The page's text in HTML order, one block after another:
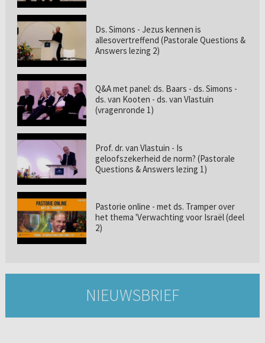
Ds. Simons - Jezus kennen is
allesovertreffend (Pastorale Questions &
Answers lezing 2)
Q&A met panel: ds. Baars - ds. Simons -
ds. van Kooten - ds. van Vlastuin
(vragenronde 1)
Prof. dr. van Vlastuin - Is
geloofszekerheid de norm? (Pastorale
Questions & Answers lezing 1)
Pastorie online - met ds. Tramper over
het thema 'Verwachting voor Israël (deel
2)
NIEUWSBRIEF